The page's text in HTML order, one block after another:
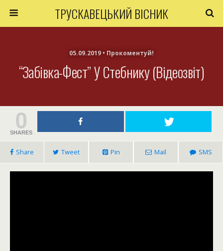
ТРУСКАВЕЦЬКИЙ ВІСНИК
05.09.2019 • Прокоментуй!
“Забівка-Фест” У Стебнику (відеозвіт)
0
SHARES
Share Tweet Pin Mail SMS